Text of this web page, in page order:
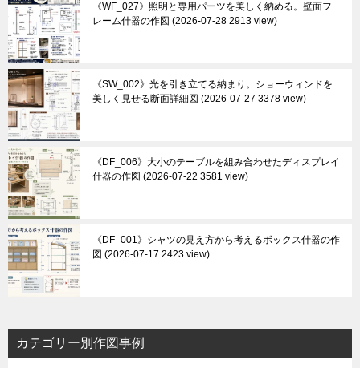
《WF_027》照明と専用パーツを美しく納める。壁面フ
レーム什器の作図
2026-07-28 2913 view
《SW_002》光を引き立てる納まり。ショーウィンドを
美しく見せる断面詳細図
2026-07-27 3378 view
《DF_006》大小のテーブルを組み合わせたディスプレイ
什器の作図
2026-07-22 3581 view
《DF_001》シャツの見え方から考えるボックス什器の作
図
2026-07-17 2423 view
カテゴリー別作図事例